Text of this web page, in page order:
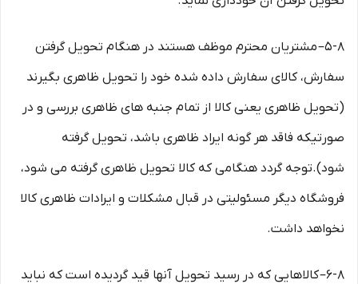
۵-۸– مشتریان محترم موظف هستند در هنگام تحویل گرفتن
سفارش، کالای سفارش داده شده خود را تحویل ظاهری بگیرند
(تحویل ظاهری یعنی کالا از تمام جنبه های ظاهری بررسی و در
صورتیکه فاقد هر گونه ایراد ظاهری باشد، تحویل گرفته
شود).توجه گردد هنگامی که کالا تحویل ظاهری گرفته می شود،
فروشگاه دیگر مسئولیتی در قبال مشکلات و ایرادات ظاهری کالا
نخواهد داشت.
۶-۸– کالاهایی که در رسید تحویل آنها قید گردیده است که نباید